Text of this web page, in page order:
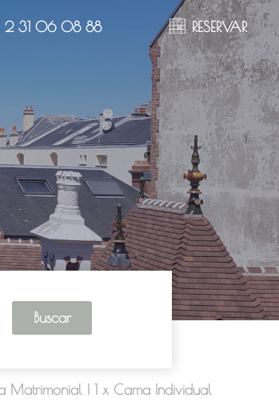
2 31 06 08 88 RESERVAR
Buscar
Matrimonial 1 x Cama Individual